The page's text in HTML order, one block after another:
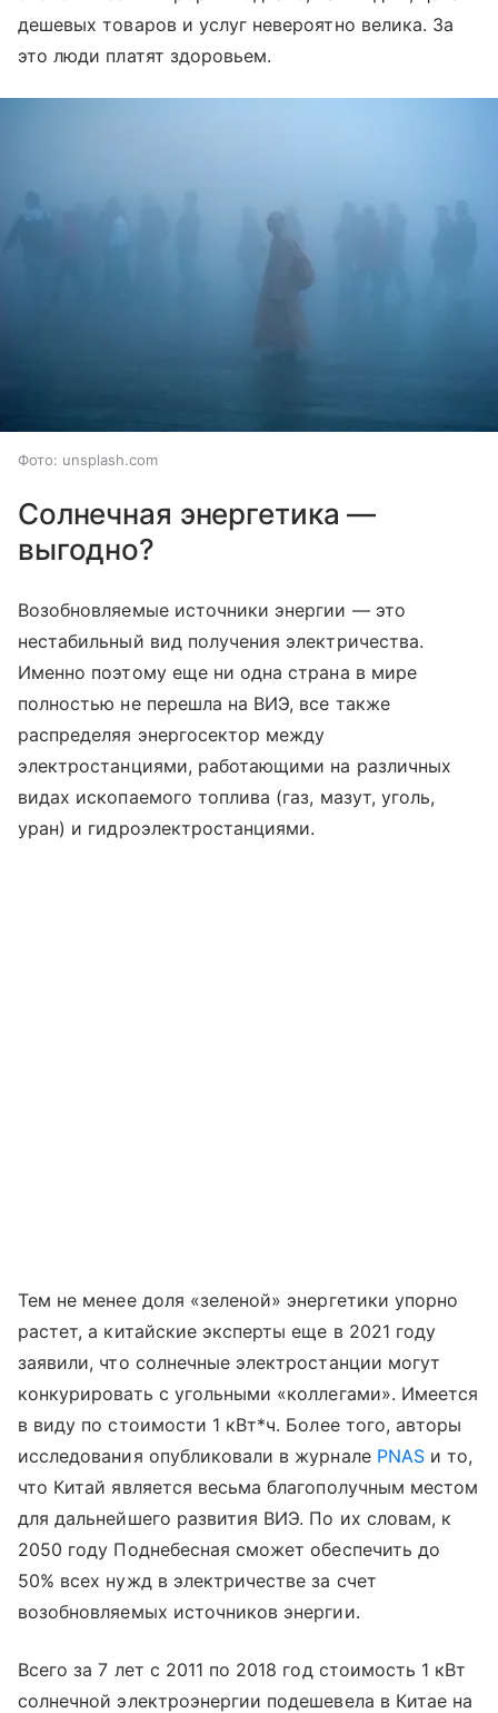
дешевых товаров и услуг невероятно велика. За
это люди платят здоровьем.
Фото: unsplash.com
Солнечная энергетика —
выгодно?
Возобновляемые источники энергии — это
нестабильный вид получения электричества.
Именно поэтому еще ни одна страна в мире
полностью не перешла на ВИЭ, все также
распределяя энергосектор между
электростанциями, работающими на различных
видах ископаемого топлива (газ, мазут, уголь,
уран) и гидроэлектростанциями.
Тем не менее доля «зеленой» энергетики упорно
растет, а китайские эксперты еще в 2021 году
заявили, что солнечные электростанции могут
конкурировать с угольными «коллегами». Имеется
в виду по стоимости 1 кВт*ч. Более того, авторы
исследования опубликовали в журнале PNASи то,
что Китай является весьма благополучным местом
для дальнейшего развития ВИЭ. По их словам, к
2050 году Поднебесная сможет обеспечить до
50% всех нужд в электричестве за счет
возобновляемых источников энергии.
Всего за 7 лет с 2011 по 2018 год стоимость 1 кВт
солнечной электроэнергии подешевела в Китае на